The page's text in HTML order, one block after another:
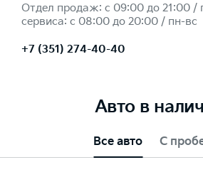
Отдел продаж: c 09:00 до 21:00 /
сервиса: с 08:00 до 20:00 / пн-вс
+7 (351) 274-40-40
Авто в
Все авто С